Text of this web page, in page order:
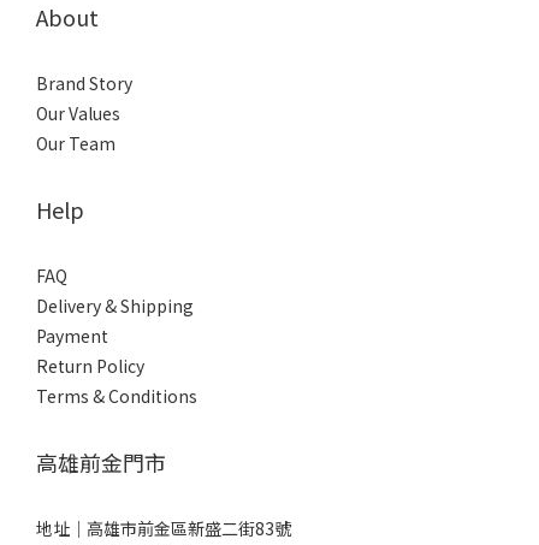
About
Brand Story
Our Values
Our Team
Help
FAQ
Delivery & Shipping
Payment
Return Policy
Terms & Conditions
高雄前金門市
地址｜ 高雄市前金區新盛二街83號